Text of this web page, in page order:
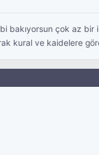
bakıyorsun çok az
kural ve kaidelere